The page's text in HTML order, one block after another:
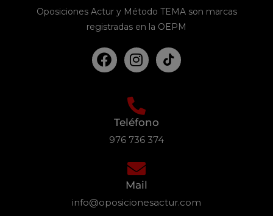
Oposiciones Actur y Método TEMA son marcas
registradas en la OEPM
Teléfono
976 736 374
Mail
info@oposicionesactur.com